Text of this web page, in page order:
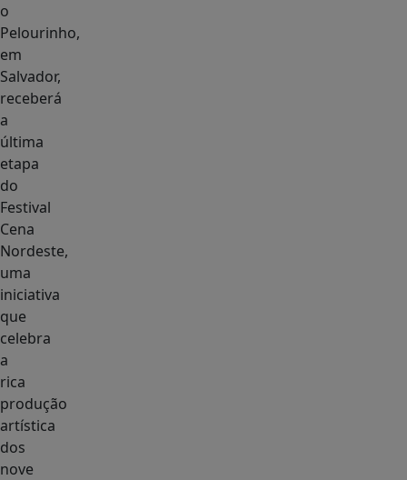
o
Pelourinho,
em
Salvador,
receberá
a
última
etapa
do
Festival
Cena
Nordeste,
uma
iniciativa
que
celebra
a
rica
produção
artística
dos
nove